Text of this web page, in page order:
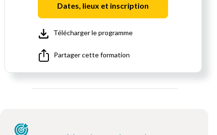
Dates, lieux et inscription
Télécharger le programme
Partager cette formation